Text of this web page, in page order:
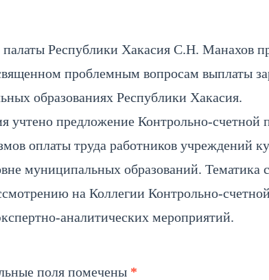
Республики Хакасия С.Н. Манахов
проблемным вопросам выплаты
образованиях Республики Хакасия.
учтено предложение Контрольно-счетной
оплаты труда работников учреждений
муниципальных образований. Тематика
на Коллегии Контрольно-
аналитических мероприятий.
поля помечены *